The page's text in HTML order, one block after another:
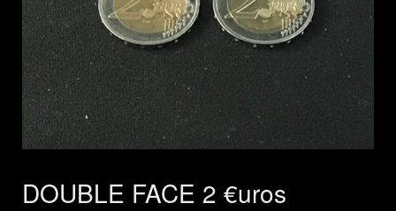
DOUBLE FACE 2 €uros